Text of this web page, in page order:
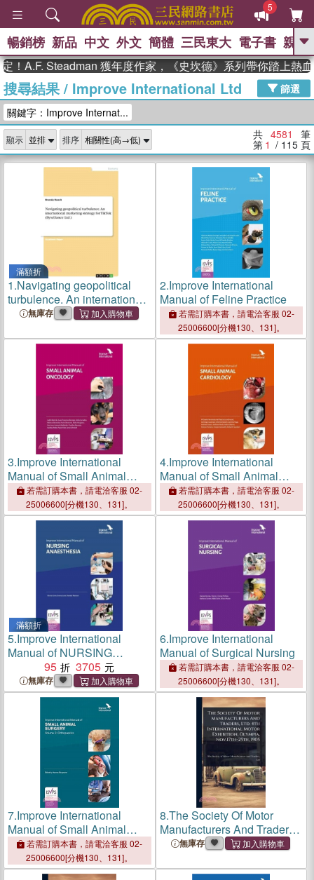
5
GO
熱搜： 東野圭吾 、 高希均教授回憶錄
、 The Odyssey 、 父親節 、 如果歷
獎 臺灣漫遊錄 、 方念華 、 台灣的李
登輝時代
數學女孩：黎曼猜想 、
偉大的迷走神經
暢銷榜 新品 中文 外文 簡體 三民東大 電子書 親子
Steadman 獲年度作家，《史坎德》系列帶你踏上熱血奇幻
搜尋結果/ Improve International Ltd
篩選
關鍵字：Improve Internat...
顯示 排序 共 4581 筆
第 1 / 115 頁
滿額折
1.Navigating geopolitical
turbulence. An international
marketing strategy for TikTok
無庫存
2.Improve International
Manual of Feline Practice
若需訂購本書，請電洽客服 02-
25006600[分機130、131]。
3.Improve International
Manual of Small Animal
Oncology
若需訂購本書，請電洽客服 02-
25006600[分機130、131]。
4.Improve International
Manual of Small Animal
Cardiology
若需訂購本書，請電洽客服 02-
25006600[分機130、131]。
滿額折
5.Improve International
Manual of NURSING
ANAESTHESIA
95 3705
無庫存
6.Improve International
Manual of Surgical Nursing
若需訂購本書，請電洽客服 02-
25006600[分機130、131]。
7.Improve International
Manual of Small Animal
Surgery
若需訂購本書，請電洽客服 02-
25006600[分機130、131]。
8.The Society Of Motor
Manufacturers And Traders,
Ltd. 4th International Motor
Nov.17th-25th, 1905
無庫存